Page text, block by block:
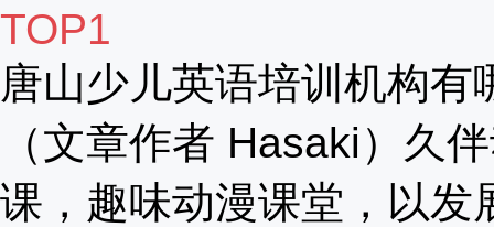
TOP1
唐山少儿英语培训机构
（文章作者 Hasaki）久
课，趣味动漫课堂，以发